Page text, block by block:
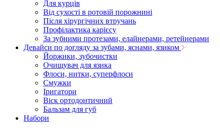
Для курців
Від сухості в ротовій порожнині
Після хірургічних втручань
Профілактика карієсу
За зубними протезами, елайнерами, ретейнерами
Девайси по догляду за зубами, яснами, язиком
Йоржики, зубочистки
Очищувач для язика
Флоси, нитки, суперфлоси
Смужки
Іригатори
Віск ортодонтичний
Бальзам для губ
Набори